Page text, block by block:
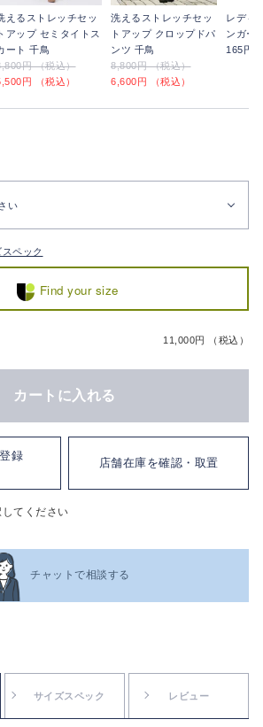
えるストレッチセッ
トアップ セミタイトス
ート 千鳥
円 （税込）
円 （税込）
洗えるストレッチセッ
トアップ クロップドパ
ンツ 千鳥
8,800円 （税込）
6,600円 （税込）
レディ
ンガー
165円
い
ペック
Find your size
11,000円 （税込）
カートに入れる
録
店舗在庫を確認・取置
てください
チャットで相談する
サイズスペック レビュー